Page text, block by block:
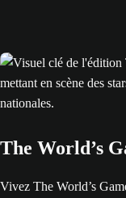
The World’s
Vivez The World’s